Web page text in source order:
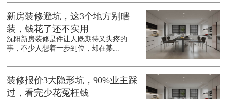
新房装修避坑，这3个地方别瞎
装，钱花了还不实用
沈阳新房装修是件让人既期待又头疼的
事，不少人想着一步到位，却在某...
装修报价3大隐形坑，90%业主踩
过，看完少花冤枉钱